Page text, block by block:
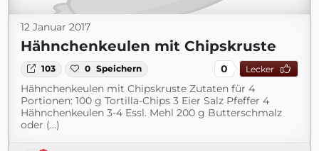
12 Januar 2017
Hähnchenkeulen mit Chipskruste
103 0 Speichern 0 Lecker
Hähnchenkeulen mit Chipskruste Zutaten für 4
Portionen: 100 g Tortilla-Chips 3 Eier Salz Pfeffer 4
Hähnchenkeulen 3-4 Essl. Mehl 200 g Butterschmalz
oder (...)